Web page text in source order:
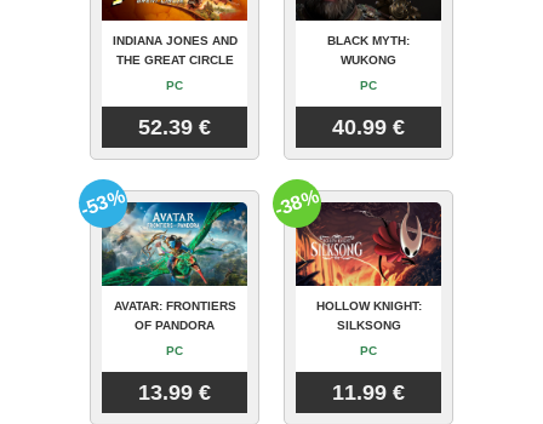
INDIANA JONES AND
THE GREAT CIRCLE
PC
52.39 €
BLACK MYTH:
WUKONG
PC
40.99 €
AVATAR: FRONTIERS
OF PANDORA
PC
13.99 €
-53%
HOLLOW KNIGHT:
SILKSONG
PC
11.99 €
-38%